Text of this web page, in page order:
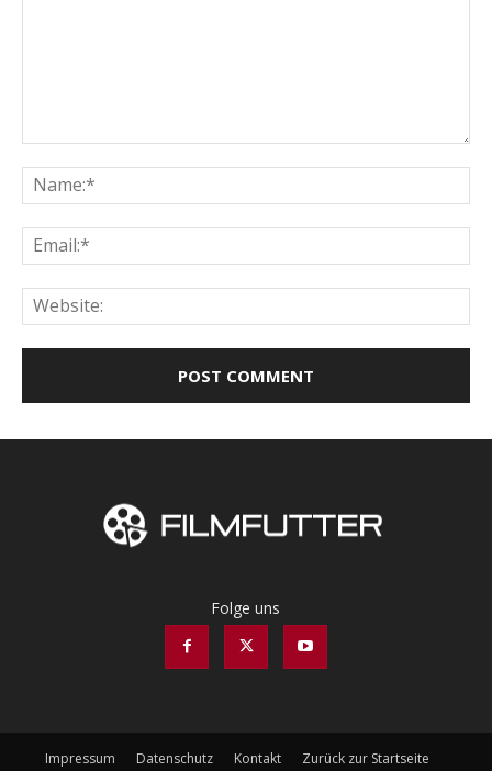
Folge uns
Impressum Datenschutz Kontakt Zurück zur Startseite